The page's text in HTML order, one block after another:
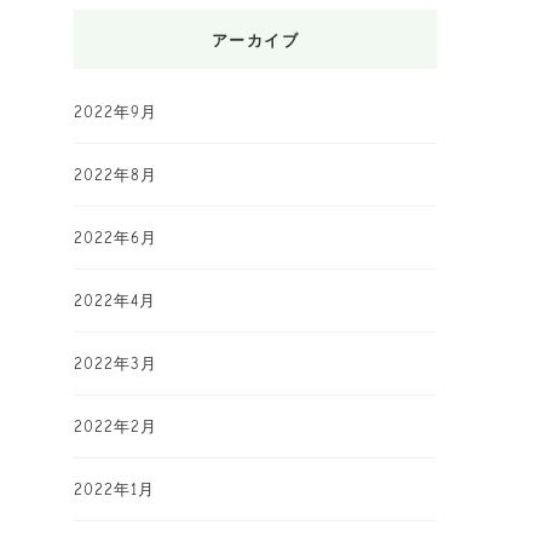
アーカイブ
2022年9月
2022年8月
2022年6月
2022年4月
2022年3月
2022年2月
2022年1月